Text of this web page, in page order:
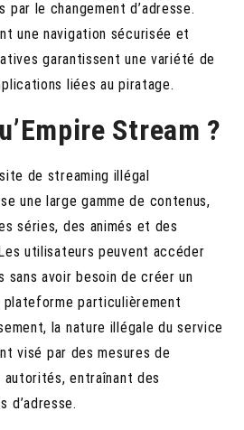
par le changement d’adresse.
une navigation sécurisée et
garantissent une variété de
liées au piratage.
Stream ?
de streaming illégal
une large gamme de contenus,
séries, des animés et des
utilisateurs peuvent accéder
sans avoir besoin de créer un
particulièrement
la nature illégale du service
visé par des mesures de
entraînant des
d’adresse.